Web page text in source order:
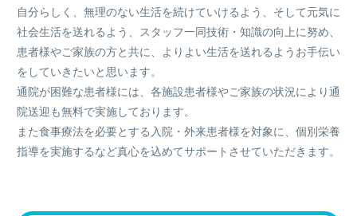
自分らしく、無理のない生活を続けていけるよう、そして元気に
社会生活を送れるよう、スタッフ一同技術・知識の向上に努め、
患者様やご家族の方と共に、よりよい生活を送れるようお手伝い
をしていきたいと思います。
通院が困難な患者様には、各施設患者様やご家族の状況により通
院送迎も無料で実施しております。
また食事療法を必要とする入院・外来患者様を対象に、個別栄養
指導を実施するなど真心を込めてサポートさせていただきます。